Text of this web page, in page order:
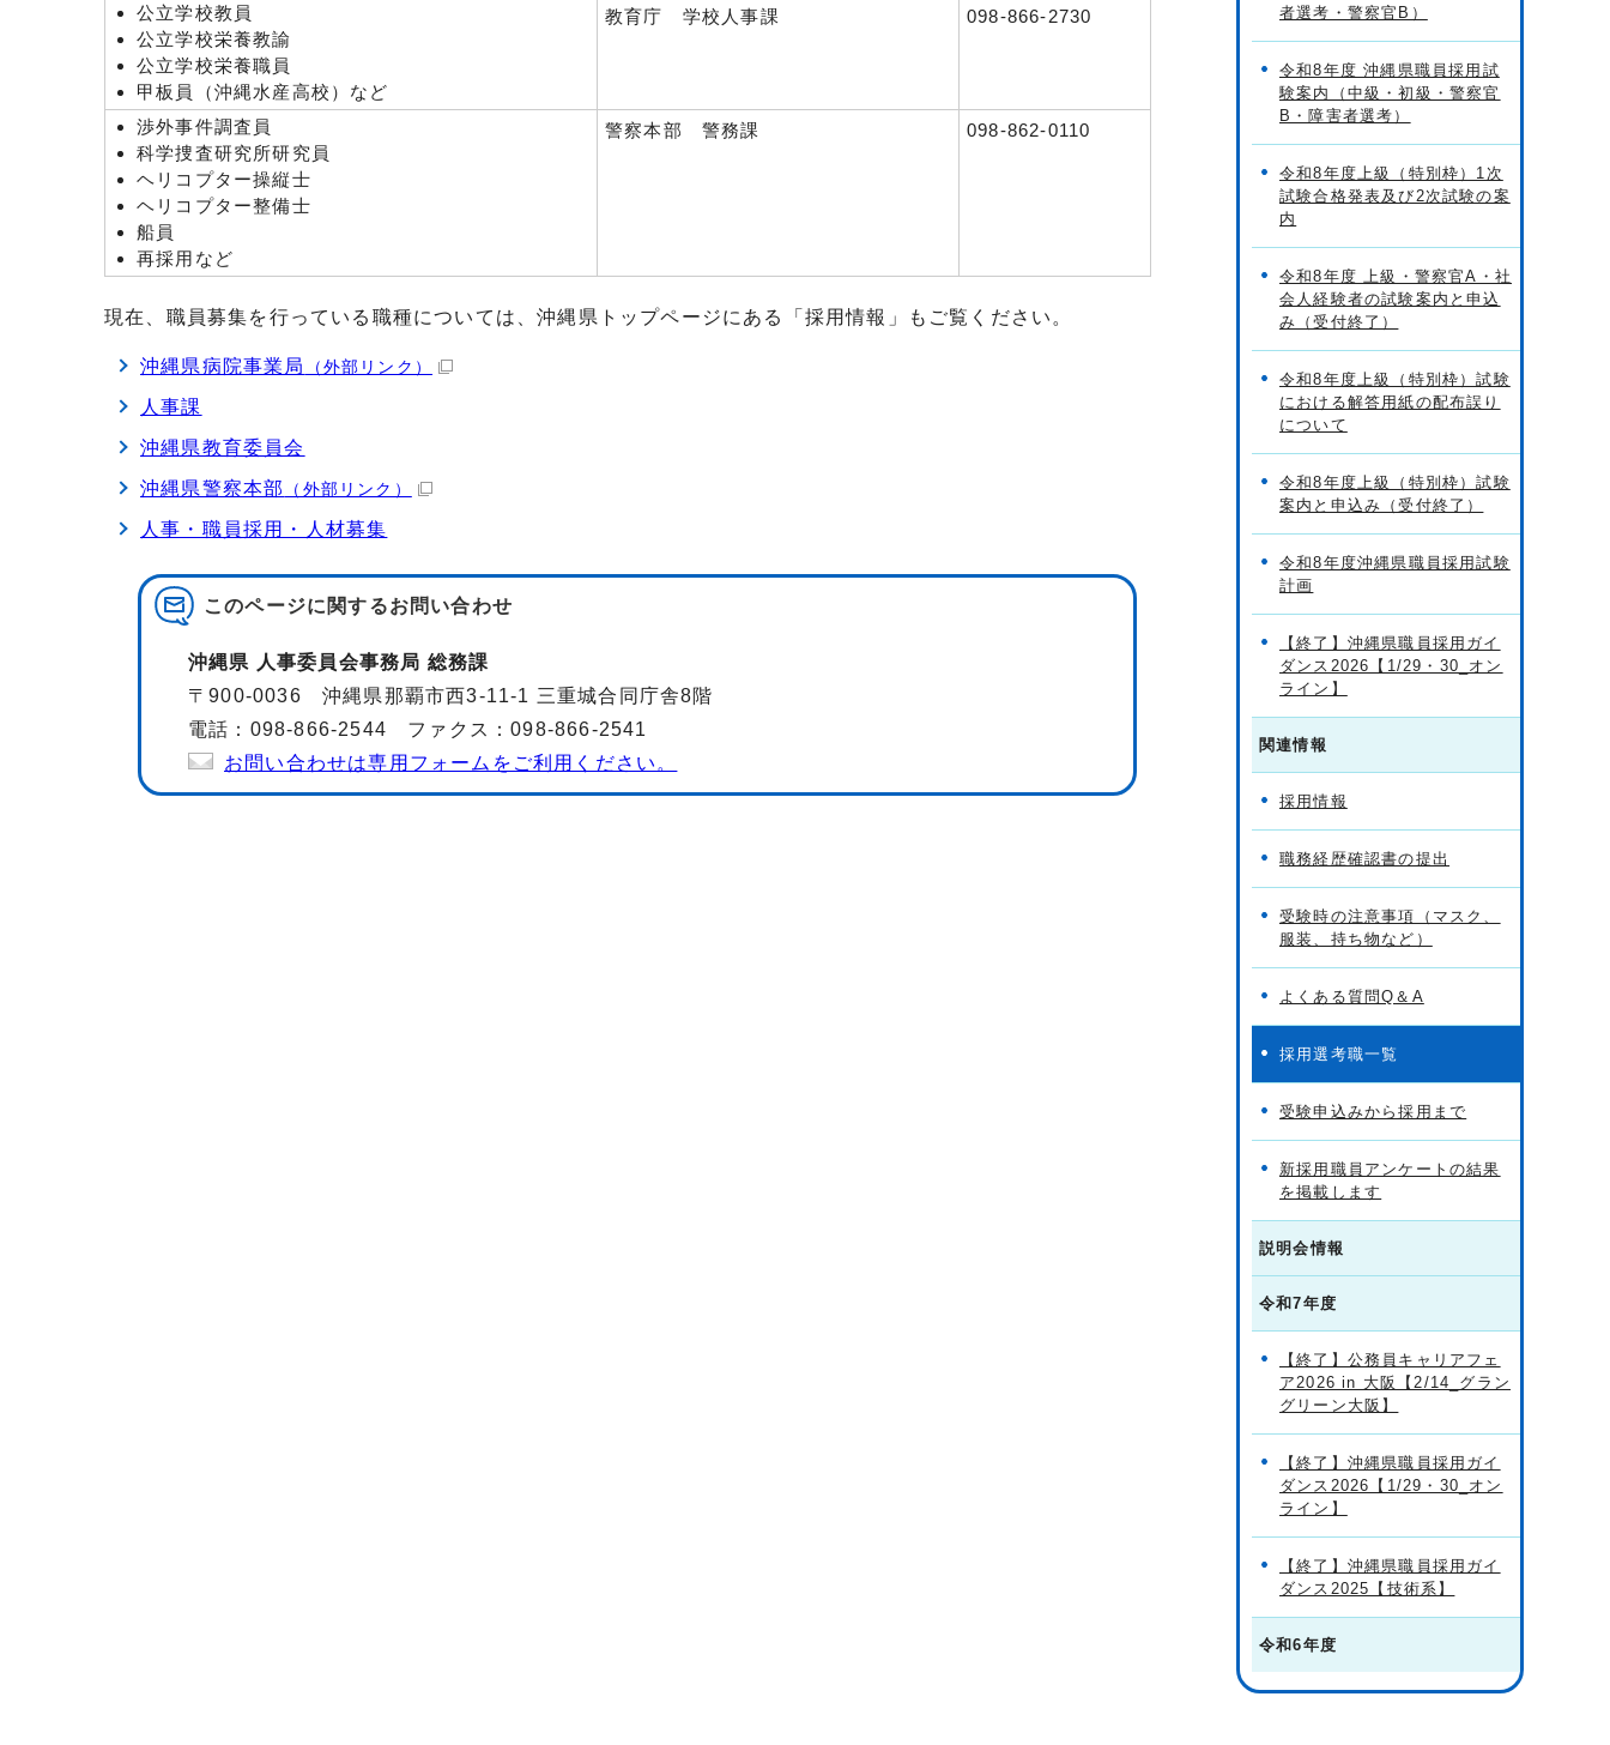
公立学校教員
公立学校栄養教諭
公立学校栄養職員
甲板員（沖縄水産高校）など
教育庁 学校人事課 098-866-2730
渉外事件調査員
科学捜査研究所研究員
ヘリコプター操縦士
ヘリコプター整備士
船員
再採用など
警察本部 警務課 098-862-0110
現在、職員募集を行っている職種については、沖縄県トップページにある「採用情報」もご覧ください。
沖縄県病院事業局 （外部リンク）
人事課
沖縄県教育委員会
沖縄県警察本部
（外部リンク）
人事・職員採用・人材募集
このページに関するお問い合わせ
沖縄県 人事委員会事務局 総務課
〒900-0036 沖縄県那覇市西3-11-1 三重城合同庁舎8階
電話：098-866-2544 ファクス：098-866-2541
お問い合わせは専用フォームをご利用ください。
者選考・警察官B）
令和8年度 沖縄県職員採用試
験案内（中級・初級・警察官
B・障害者選考）
令和8年度上級（特別枠）1次
試験合格発表及び2次試験の案
内
令和8年度 上級・警察官A・社
会人経験者の試験案内と申込
み（受付終了）
令和8年度上級（特別枠）試験
における解答用紙の配布誤り
について
令和8年度上級（特別枠）試験
案内と申込み（受付終了）
令和8年度沖縄県職員採用試験
計画
【終了】沖縄県職員採用ガイ
ダンス2026【1/29・30_オン
ライン】
関連情報
採用情報
職務経歴確認書の提出
受験時の注意事項（マスク、
服装、持ち物など）
よくある質問Q＆A
採用選考職一覧
受験申込みから採用まで
新採用職員アンケートの結果
を掲載します
説明会情報
令和7年度
【終了】公務員キャリアフェ
ア2026 in 大阪【2/14_グラン
グリーン大阪】
【終了】沖縄県職員採用ガイ
ダンス2026【1/29・30_オン
ライン】
【終了】沖縄県職員採用ガイ
ダンス2025【技術系】
令和6年度